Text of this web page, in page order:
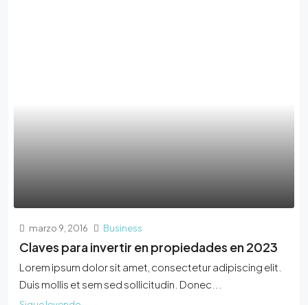
marzo 9, 2016 Business
Claves para invertir en propiedades en 2023
Lorem ipsum dolor sit amet, consectetur adipiscing elit.
Duis mollis et sem sed sollicitudin. Donec...